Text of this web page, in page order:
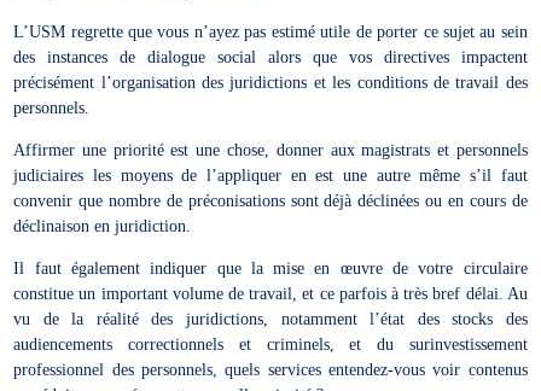
L’USM regrette que vous n’ayez pas estimé utile de porter ce sujet au sein
des instances de dialogue social alors que vos directives impactent
précisément l’organisation des juridictions et les conditions de travail des
personnels.
Affirmer une priorité est une chose, donner aux magistrats et personnels
judiciaires les moyens de l’appliquer en est une autre même s’il faut
convenir que nombre de préconisations sont déjà déclinées ou en cours de
déclinaison en juridiction.
Il faut également indiquer que la mise en œuvre de votre circulaire
constitue un important volume de travail, et ce parfois à très bref délai. Au
vu de la réalité des juridictions, notamment l’état des stocks des
audiencements correctionnels et criminels, et du surinvestissement
professionnel des personnels, quels services entendez-vous voir contenus